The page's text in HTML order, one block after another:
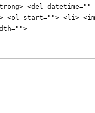
<del
<ol start=""> <li>